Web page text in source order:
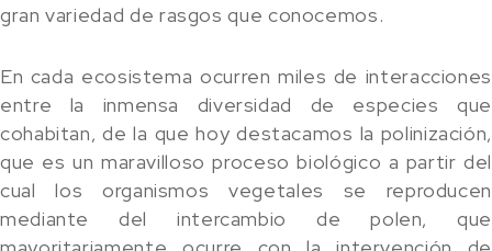
gran variedad de rasgos que conocemos.
En cada ecosistema ocurren miles de interacciones
entre la inmensa diversidad de especies que
cohabitan, de la que hoy destacamos la polinización,
que es un maravilloso proceso biológico a partir del
cual los organismos vegetales se reproducen
mediante del intercambio de polen, que